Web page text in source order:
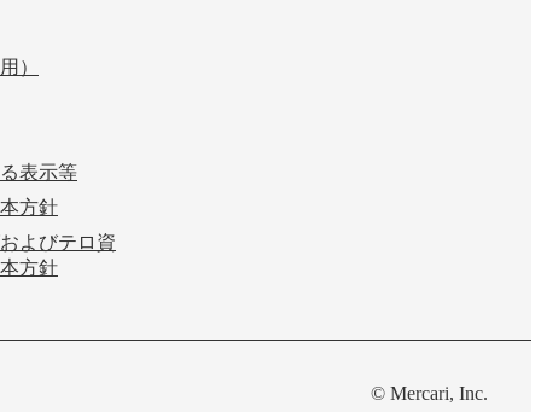
）
表示等
方針
よびテロ資
方針
© Mercari, Inc.